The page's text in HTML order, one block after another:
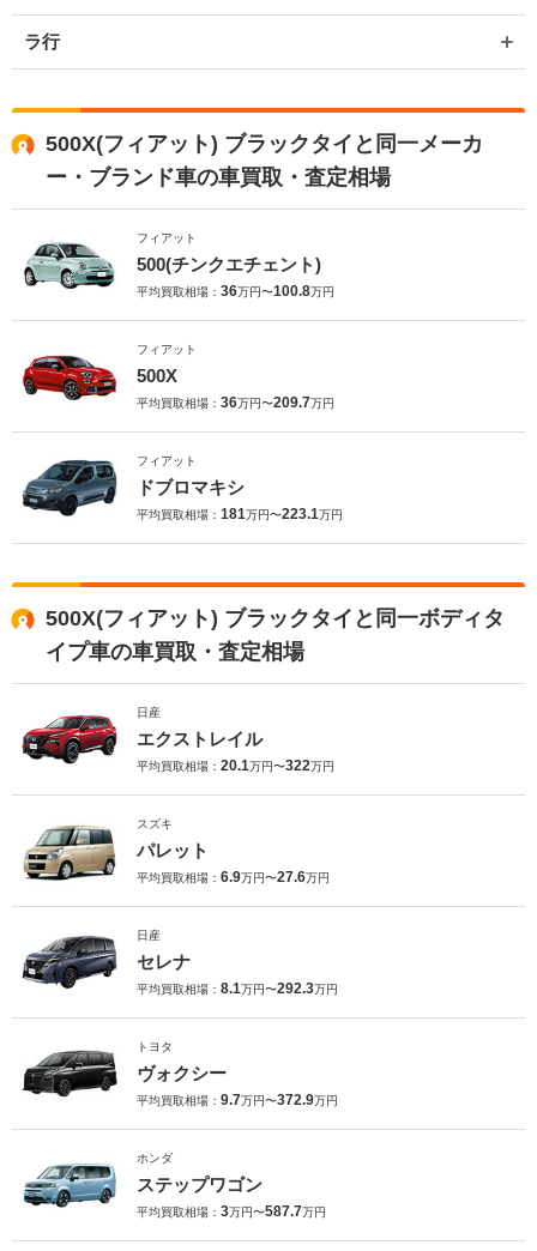
ラ行
500X(フィアット) ブラックタイと同一メーカ
ー・ブランド車の車買取・査定相場
フィアット
500(チンクエチェント)
平均買取相場： 36万円〜100.8万円
フィアット
500X
平均買取相場： 36万円〜209.7万円
フィアット
ドブロマキシ
平均買取相場： 181万円〜223.1万円
500X(フィアット) ブラックタイと同一ボディタ
イプ車の車買取・査定相場
日産
エクストレイル
平均買取相場： 20.1万円〜322万円
スズキ
パレット
平均買取相場： 6.9万円〜27.6万円
日産
セレナ
平均買取相場： 8.1万円〜292.3万円
トヨタ
ヴォクシー
平均買取相場： 9.7万円〜372.9万円
ホンダ
ステップワゴン
平均買取相場： 3万円〜587.7万円